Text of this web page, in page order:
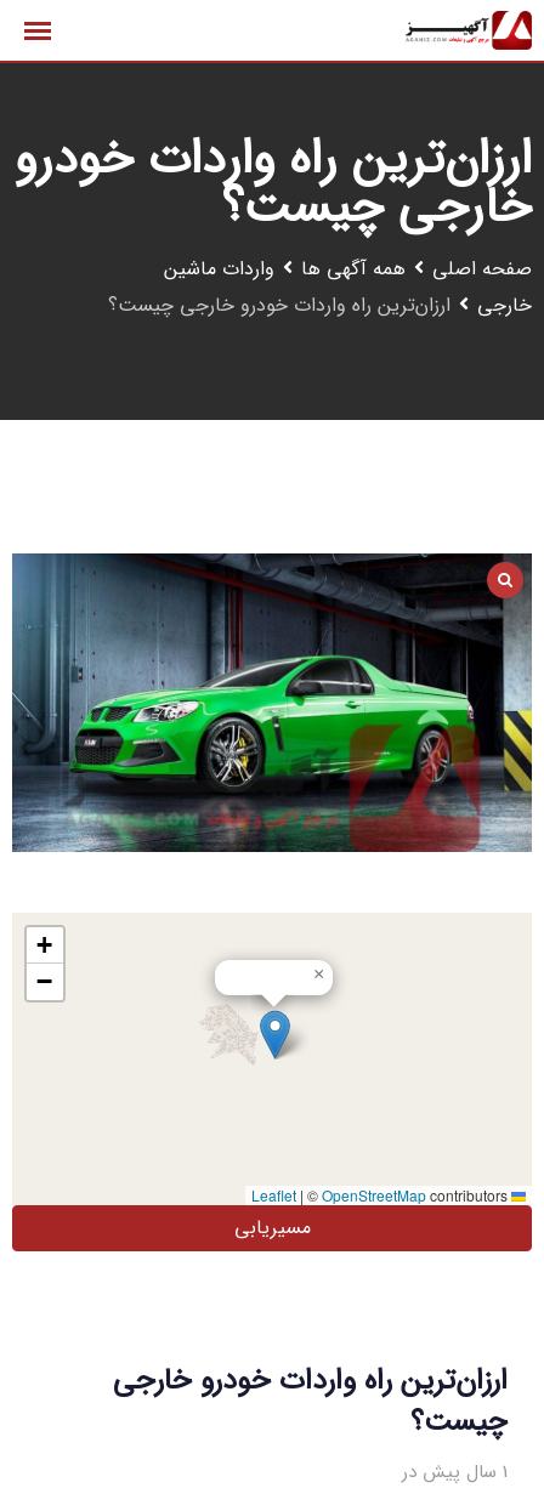
پرش
به
ارزان‌ترین راه واردات خودرو
خارجی چیست؟
صفحه اصلی همه آگهی ها
واردات ماشین
خارجی
ارزان‌ترین راه واردات خودرو خارجی چیست؟
ارزان‌ترین راه واردات خودرو خارجی
چیست؟
1 سال پیش در
×
+
−
| ©OpenStreetMapcontributors
مسیریابی